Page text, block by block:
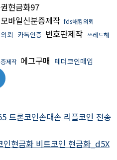
현금화97
모바일신분증제작 fds해킹의뢰
뢰 카톡인증 번호판제작 쓰레드해
제작 에그구매 테더코인매입
트론코인손대손 리플코인 전송
현금화 비트코인 현금화_d5X